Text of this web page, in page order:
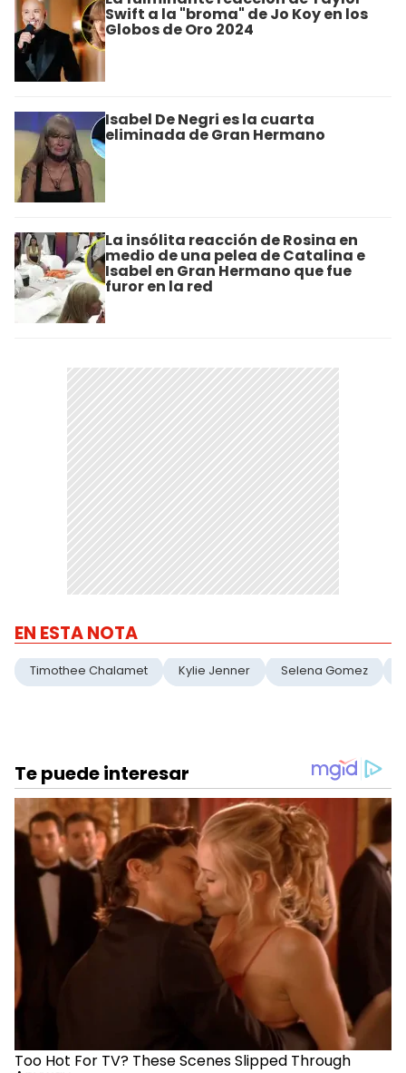
Swift a la "broma" de Jo Koy en los
Globos de Oro 2024
Isabel De Negri es la cuarta
eliminada de Gran Hermano
La insólita reacción de Rosina en
medio de una pelea de Catalina e
Isabel en Gran Hermano que fue
furor en la red
EN ESTA NOTA
Timothee Chalamet Kylie Jenner Selena Gomez